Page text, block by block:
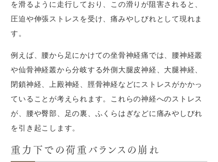
を滑るように走行しており、この滑りが阻害されると、
圧迫や伸張ストレスを受け、痛みやしびれとして現れま
す。
例えば、腰から足にかけての坐骨神経痛では、腰神経叢
や仙骨神経叢から分岐する外側大腿皮神経、大腿神経、
閉鎖神経、上殿神経、脛骨神経などにストレスがかかっ
ていることが考えられます。これらの神経へのストレス
が、腰や臀部、足の裏、ふくらはぎなどに痛みやしびれ
を引き起こします。
重力下での荷重バランスの崩れ